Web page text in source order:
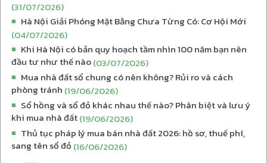
(31/07/2026)
■ Hà Nội Giải Phóng Mặt Bằng Chưa Từng Có: Cơ Hội Mới
(04/07/2026)
■ Khi Hà Nội có bản quy hoạch tầm nhìn 100 năm bạn nên
đầu tư như thế nào(03/07/2026)
■ Mua nhà đất sổ chung có nên không? Rủi ro và cách
phòng tránh (19/06/2026)
■ Sổ hồng và sổ đỏ khác nhau thế nào? Phân biệt và lưu ý
khi mua nhà đất(19/06/2026)
■ Thủ tục pháp lý mua bán nhà đất 2026: hồ sơ, thuế phí,
sang tên sổ đỏ (16/06/2026)